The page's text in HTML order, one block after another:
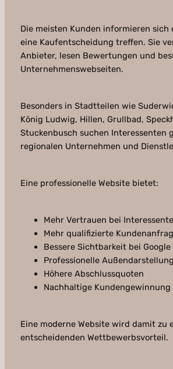
Die meisten Kunden informieren sich
eine Kaufentscheidung treffen. Sie
Anbieter, lesen Bewertungen und
Unternehmenswebseiten.
Besonders in Stadtteilen wie
König Ludwig, Hillen, Grullbad,
Stuckenbusch suchen Interessenten
regionalen Unternehmen und
Eine professionelle Website bietet:
Mehr Vertrauen bei
Mehr qualifizierte
Bessere Sichtbarkeit bei Google
Professionelle Außendarstellung
Höhere Abschlussquoten
Nachhaltige Kundengewinnung
Eine moderne Website wird damit zu
entscheidenden Wettbewerbsvorteil.